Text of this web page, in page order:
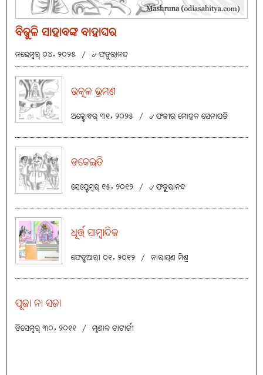
ବିଜୁଳି ସାହାବଙ୍କ ବାହାଘର
ନଭେମ୍ବର୍ ୦୪, ୨୦୨୫ / ୰ ଫତୁରାନନ୍ଦ
ଉତ୍କଳ ଭ୍ରମଣ
ଅକ୍ଟୋବର୍ ୩୧, ୨୦୨୫ / ୰ ଫକୀର ମୋହନ ସେନାପତି
ଡକେଇତି
ସେପ୍ଟେମ୍ବର୍ ୧୫, ୨୦୧୨ / ୰ ଫତୁରାନନ୍ଦ
ଧୂର୍ତ୍ତ ସାମ୍ବାଦିକ
ଫେବୃଆରୀ ୦୧, ୨୦୧୨ / ନାରାୟଣ ମିଶ୍ର
ପୂଜା ନା ସଜା
ଡିସେମ୍ବର୍ ୩୦, ୨୦୧୧ / ମୃଣାଳ ଚାଟାର୍ଜୀ